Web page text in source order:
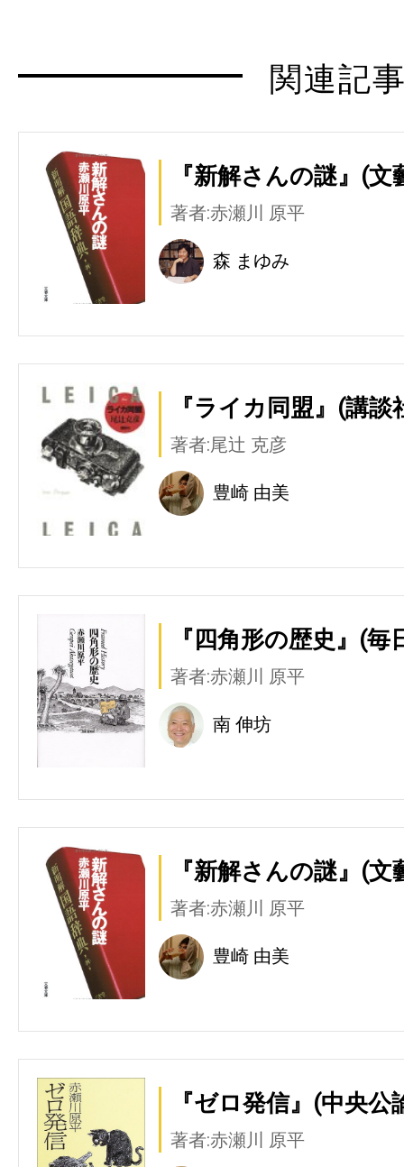
関連記
『新解さんの謎』(文
著者:赤瀬川 原平
森 まゆみ
『ライカ同盟』(講談
著者:尾辻 克彦
豊崎 由美
『四角形の歴史』(毎
著者:赤瀬川 原平
南 伸坊
『新解さんの謎』(文
著者:赤瀬川 原平
豊崎 由美
『ゼロ発信』(中央公
著者:赤瀬川 原平